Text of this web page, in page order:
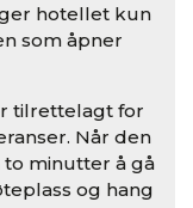
hotellet kun
som åpner
tilrettelagt for
Når den
minutter å gå
og hang